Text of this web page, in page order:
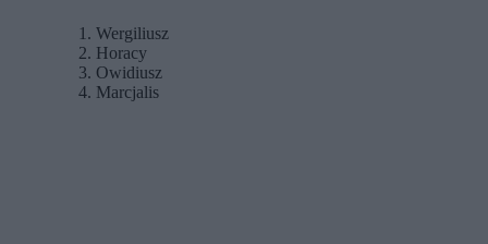
Wergiliusz
Horacy
Owidiusz
Marcjalis